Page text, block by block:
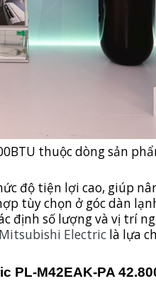
thuộc dòng sản
độ tiện lợi cao, giúp
tùy chọn ở góc dàn
định số lượng và vị trí
Mitsubishi Electric là lựa
PL-M42EAK-PA